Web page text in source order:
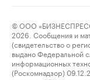
© ООО
2026. Сообщения и
(свидетельство о
выдано Федеральной
информационных
(Роскомнадзор)